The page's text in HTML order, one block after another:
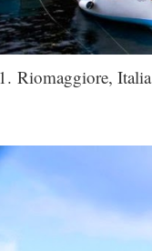
1. Riomaggiore, Italia